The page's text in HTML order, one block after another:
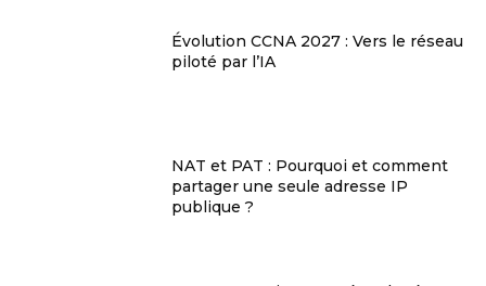
Évolution CCNA 2027 : Vers le réseau
piloté par l’IA
NAT et PAT : Pourquoi et comment
partager une seule adresse IP
publique ?